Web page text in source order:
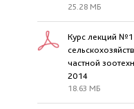
25.28 МБ
Курс лекций
частной
2014
18.63 МБ